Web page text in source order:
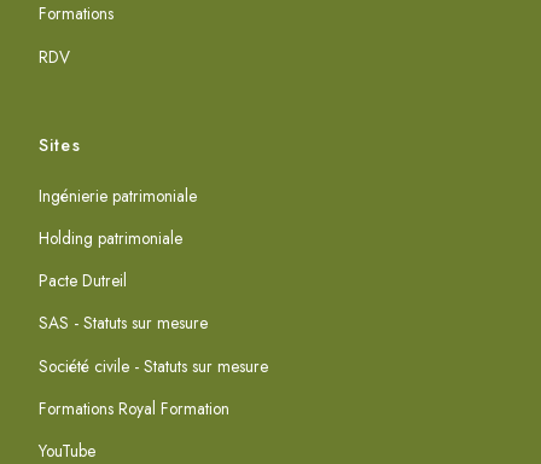
Formations
RDV
Sites
Ingénierie patrimoniale
Holding patrimoniale
Pacte Dutreil
SAS - Statuts sur mesure
Société civile - Statuts sur mesure
Formations Royal Formation
YouTube